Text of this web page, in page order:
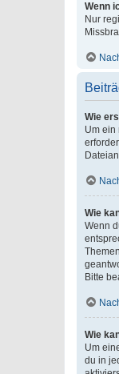
Wenn
Nur
Wie
Um ein
Wie
Wenn
Bitte
Wie
Um
du in